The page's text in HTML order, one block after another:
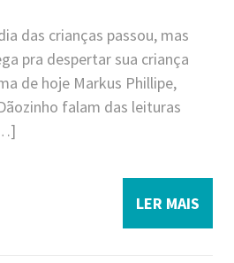
das crianças passou, mas
pra despertar sua criança
de hoje Markus Phillipe,
falam das leituras
LER MAIS